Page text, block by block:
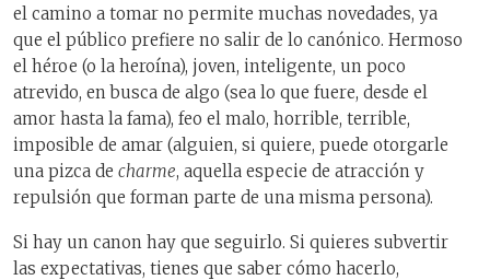
el camino a tomar no permite muchas novedades, ya
que el público prefiere no salir de lo canónico. Hermoso
el héroe (o la heroína), joven, inteligente, un poco
atrevido, en busca de algo (sea lo que fuere, desde el
amor hasta la fama), feo el malo, horrible, terrible,
imposible de amar (alguien, si quiere, puede otorgarle
una pizca de charme, aquella especie de atracción y
repulsión que forman parte de una misma persona).
Si hay un canon hay que seguirlo. Si quieres subvertir
las expectativas, tienes que saber cómo hacerlo,